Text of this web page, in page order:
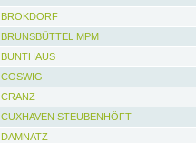
BROKDORF
BRUNSBÜTTEL MPM
BUNTHAUS
COSWIG
CRANZ
CUXHAVEN STEUBENHÖFT
DAMNATZ